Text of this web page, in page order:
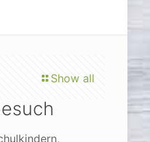
Show all